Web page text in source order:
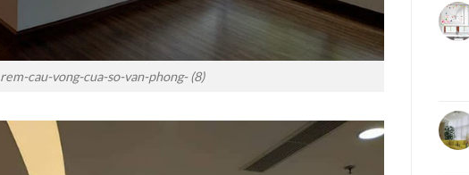
rem-cau-vong-cua-so-van-phong- (8)